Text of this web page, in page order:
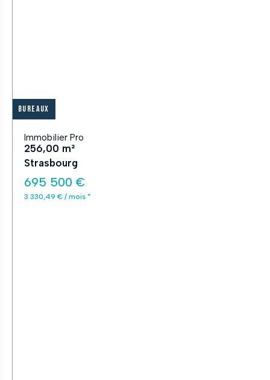
Bureaux
Immobilier Pro
256,00 m²
Strasbourg
695 500 €
3 330,49 € / mois *